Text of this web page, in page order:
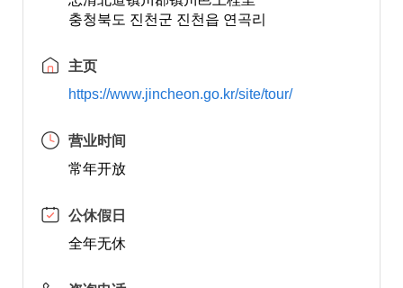
충청북도 진천군 진천읍 연곡리
主页
https://www.jincheon.go.kr/site/tour/
营业时间
常年开放
公休假日
全年无休